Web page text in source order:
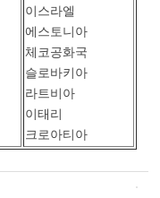
이스라엘
에스토니아
체코공화국
슬로바키아
라트비아
이태리
크로아티아